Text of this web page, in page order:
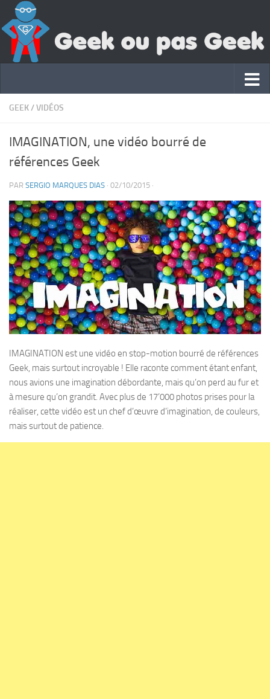
GEEK/VIDÉOS
IMAGINATION, une vidéo bourré de
références Geek
PAR SERGIO MARQUES DIAS · 02/10/2015 ·
IMAGINATION est une vidéo en stop-motion bourré de références
Geek, mais surtout incroyable ! Elle raconte comment étant enfant,
nous avions une imagination débordante, mais qu’on perd au fur et
à mesure qu’on grandit. Avec plus de 17’000 photos prises pour la
réaliser, cette vidéo est un chef d’œuvre d’imagination, de couleurs,
mais surtout de patience.